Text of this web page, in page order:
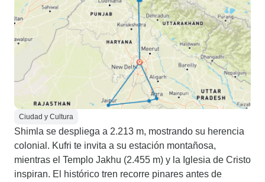
Ciudad y Cultura
Shimla se despliega a 2.213 m, mostrando su herencia
colonial. Kufri te invita a su estación montañosa,
mientras el Templo Jakhu (2.455 m) y la Iglesia de Cristo
inspiran. El histórico tren recorre pinares antes de